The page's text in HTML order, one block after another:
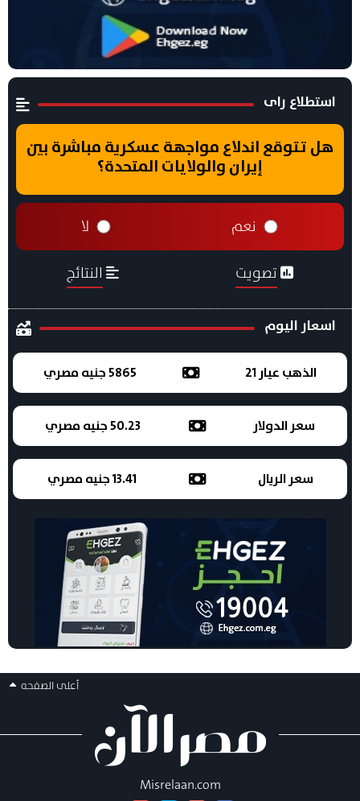
استطلاع راى
هل تتوقع اندلاع مواجهة عسكرية مباشرة بين
إيران والولايات المتحدة؟
نعم لا
تصويت النتائج
اسعار اليوم
الذهب عيار 21 5865 جنيه مصري
سعر الدولار 50.23 جنيه مصري
سعر الريال 13.41 جنيه مصري
أعلى الصفحه
Misrelaan.com